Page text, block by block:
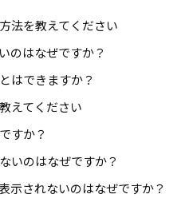
法を教えてください
のはなぜですか？
はできますか？
えてください
すか？
いのはなぜですか？
示されないのはなぜですか？